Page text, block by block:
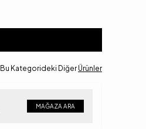
Bu Kategorideki Diğer Ürünler
MAĞAZA ARA